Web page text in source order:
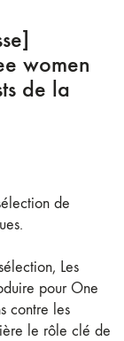
women
de la
de
Les
pour One
contre les
le rôle clé de